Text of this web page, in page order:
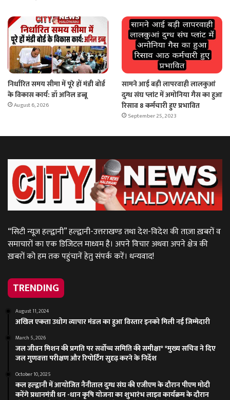
निर्धारित समय सीमा में पूरे हों मंडी बोर्ड
के विकास कार्य: डॉ अनिल डब्बू
August 6, 2026
सामने आई बड़ी लापरवाही लालकुआं
दुग्ध संघ प्लांट में अमोनिया गैस का हुआ
रिसाव 8 कर्मचारी हुए प्रभावित
September 25, 2023
“सिटी न्यूज़ हल्द्वानी” हल्द्वानी-उत्तराखण्ड तथा देश-विदेश की ताज़ा ख़बरों व
समाचारों का एक डिजिटल माध्यम है। अपने विचार अथवा अपने क्षेत्र की
ख़बरों को हम तक पहुंचानें हेतु संपर्क करें। धन्यवाद!
TRENDING
August 11, 2024
अखिल एकता उधोग व्यापार मंडल का हुआ विस्तार इनको मिली नई जिम्मेदारी
March 5, 2026
जल जीवन मिशन की प्रगति पर सर्वोच्च समिति की समीक्षा* *मुख्य सचिव ने दिए
जल गुणवत्ता परीक्षण और रिपोर्टिंग सुदृढ़ करने के निर्देश
October 10, 2025
कल हल्द्वानी में आयोजित नैनीताल दुग्ध संघ की एजीएम के दौरान पीएम मोदी
करेंगे प्रधानमंत्री धन -धान कृषि योजना का शुभारंभ लाइव कार्यक्रम के दौरान